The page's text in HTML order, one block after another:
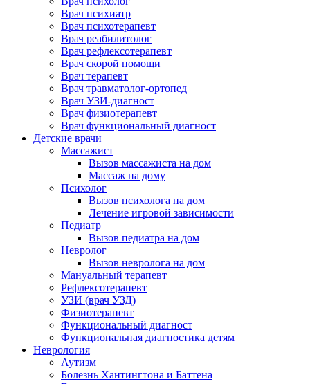
Врач психиатр
Врач психотерапевт
Врач реабилитолог
Врач рефлексотерапевт
Врач скорой помощи
Врач терапевт
Врач травматолог-ортопед
Врач УЗИ-диагност
Врач физиотерапевт
Врач функциональный диагност
Детские врачи
Массажист
Вызов массажиста на дом
Массаж на дому
Психолог
Вызов психолога на дом
Лечение игровой зависимости
Педиатр
Вызов педиатра на дом
Невролог
Вызов невролога на дом
Мануальный терапевт
Рефлексотерапевт
УЗИ (врач УЗД)
Физиотерапевт
Функциональный диагност
Функциональная диагностика детям
Неврология
Аутизм
Болезнь Хантингтона и Баттена